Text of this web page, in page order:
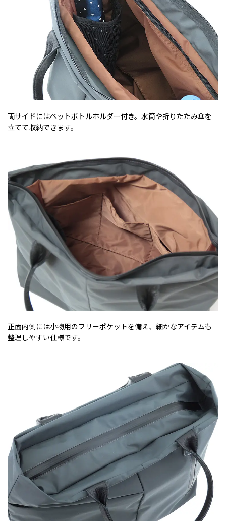
両サイドにはペットボトルホルダー付き。水筒や折りたたみ傘を
立てて収納できます。
正面内側には小物用のフリーポケットを備え、細かなアイテムも
整理しやすい仕様です。